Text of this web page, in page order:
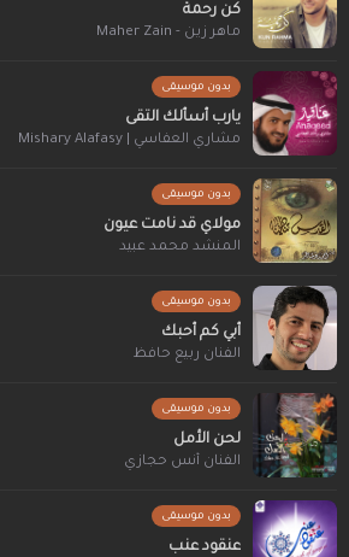
كن رحمة
ماهر زين - Maher Zain
بدون موسيقى
يارب أسألك التقى
مشاري العفاسي | Mishary Alafasy
بدون موسيقى
مولاي قد نامت عيون
المنشد محمد عبيد
بدون موسيقى
أبي كم أحبك
الفنان ربيع حافظ
بدون موسيقى
لحن الأمل
الفنان أنس حجازي
بدون موسيقى
عنقود عنب